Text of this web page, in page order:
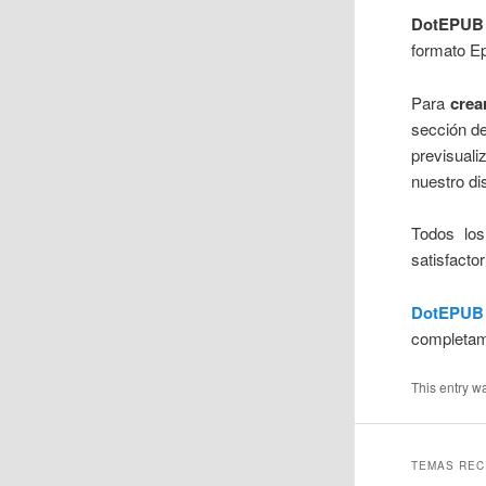
DotEPUB
formato
Para
sección
nuestro
Todos
DotEPUB
This entry
TEMAS